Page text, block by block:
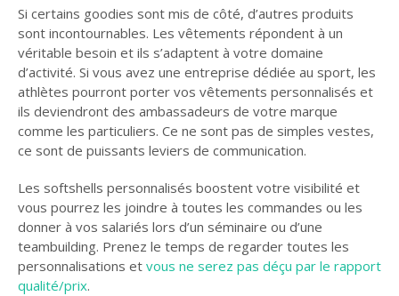
Si certains goodies sont mis de côté, d’autres produits
sont incontournables. Les vêtements répondent à un
véritable besoin et ils s’adaptent à votre domaine
d’activité. Si vous avez une entreprise dédiée au sport, les
athlètes pourront porter vos vêtements personnalisés et
ils deviendront des ambassadeurs de votre marque
comme les particuliers. Ce ne sont pas de simples vestes,
ce sont de puissants leviers de communication.
Les softshells personnalisés boostent votre visibilité et
vous pourrez les joindre à toutes les commandes ou les
donner à vos salariés lors d’un séminaire ou d’une
teambuilding. Prenez le temps de regarder toutes les
personnalisations et vous ne serez pas déçu par le rapport
qualité/prix.